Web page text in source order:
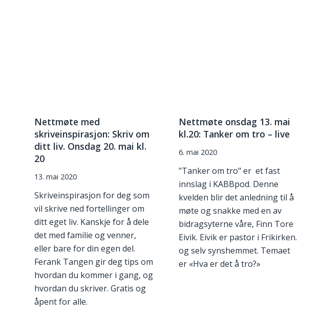
Nettmøte med
skriveinspirasjon: Skriv om
ditt liv. Onsdag 20. mai kl.
20
13. mai 2020
Skriveinspirasjon for deg som
vil skrive ned fortellinger om
ditt eget liv. Kanskje for å dele
det med familie og venner,
eller bare for din egen del.
Ferank Tangen gir deg tips om
hvordan du kommer i gang, og
hvordan du skriver. Gratis og
åpent for alle.
Nettmøte onsdag 13. mai
kl.20: Tanker om tro – live
6. mai 2020
"Tanker om tro" er et fast
innslag i KABBpod. Denne
kvelden blir det anledning til å
møte og snakke med en av
bidragsyterne våre, Finn Tore
Eivik. Eivik er pastor i Frikirken.
og selv synshemmet. Temaet
er «Hva er det å tro?»